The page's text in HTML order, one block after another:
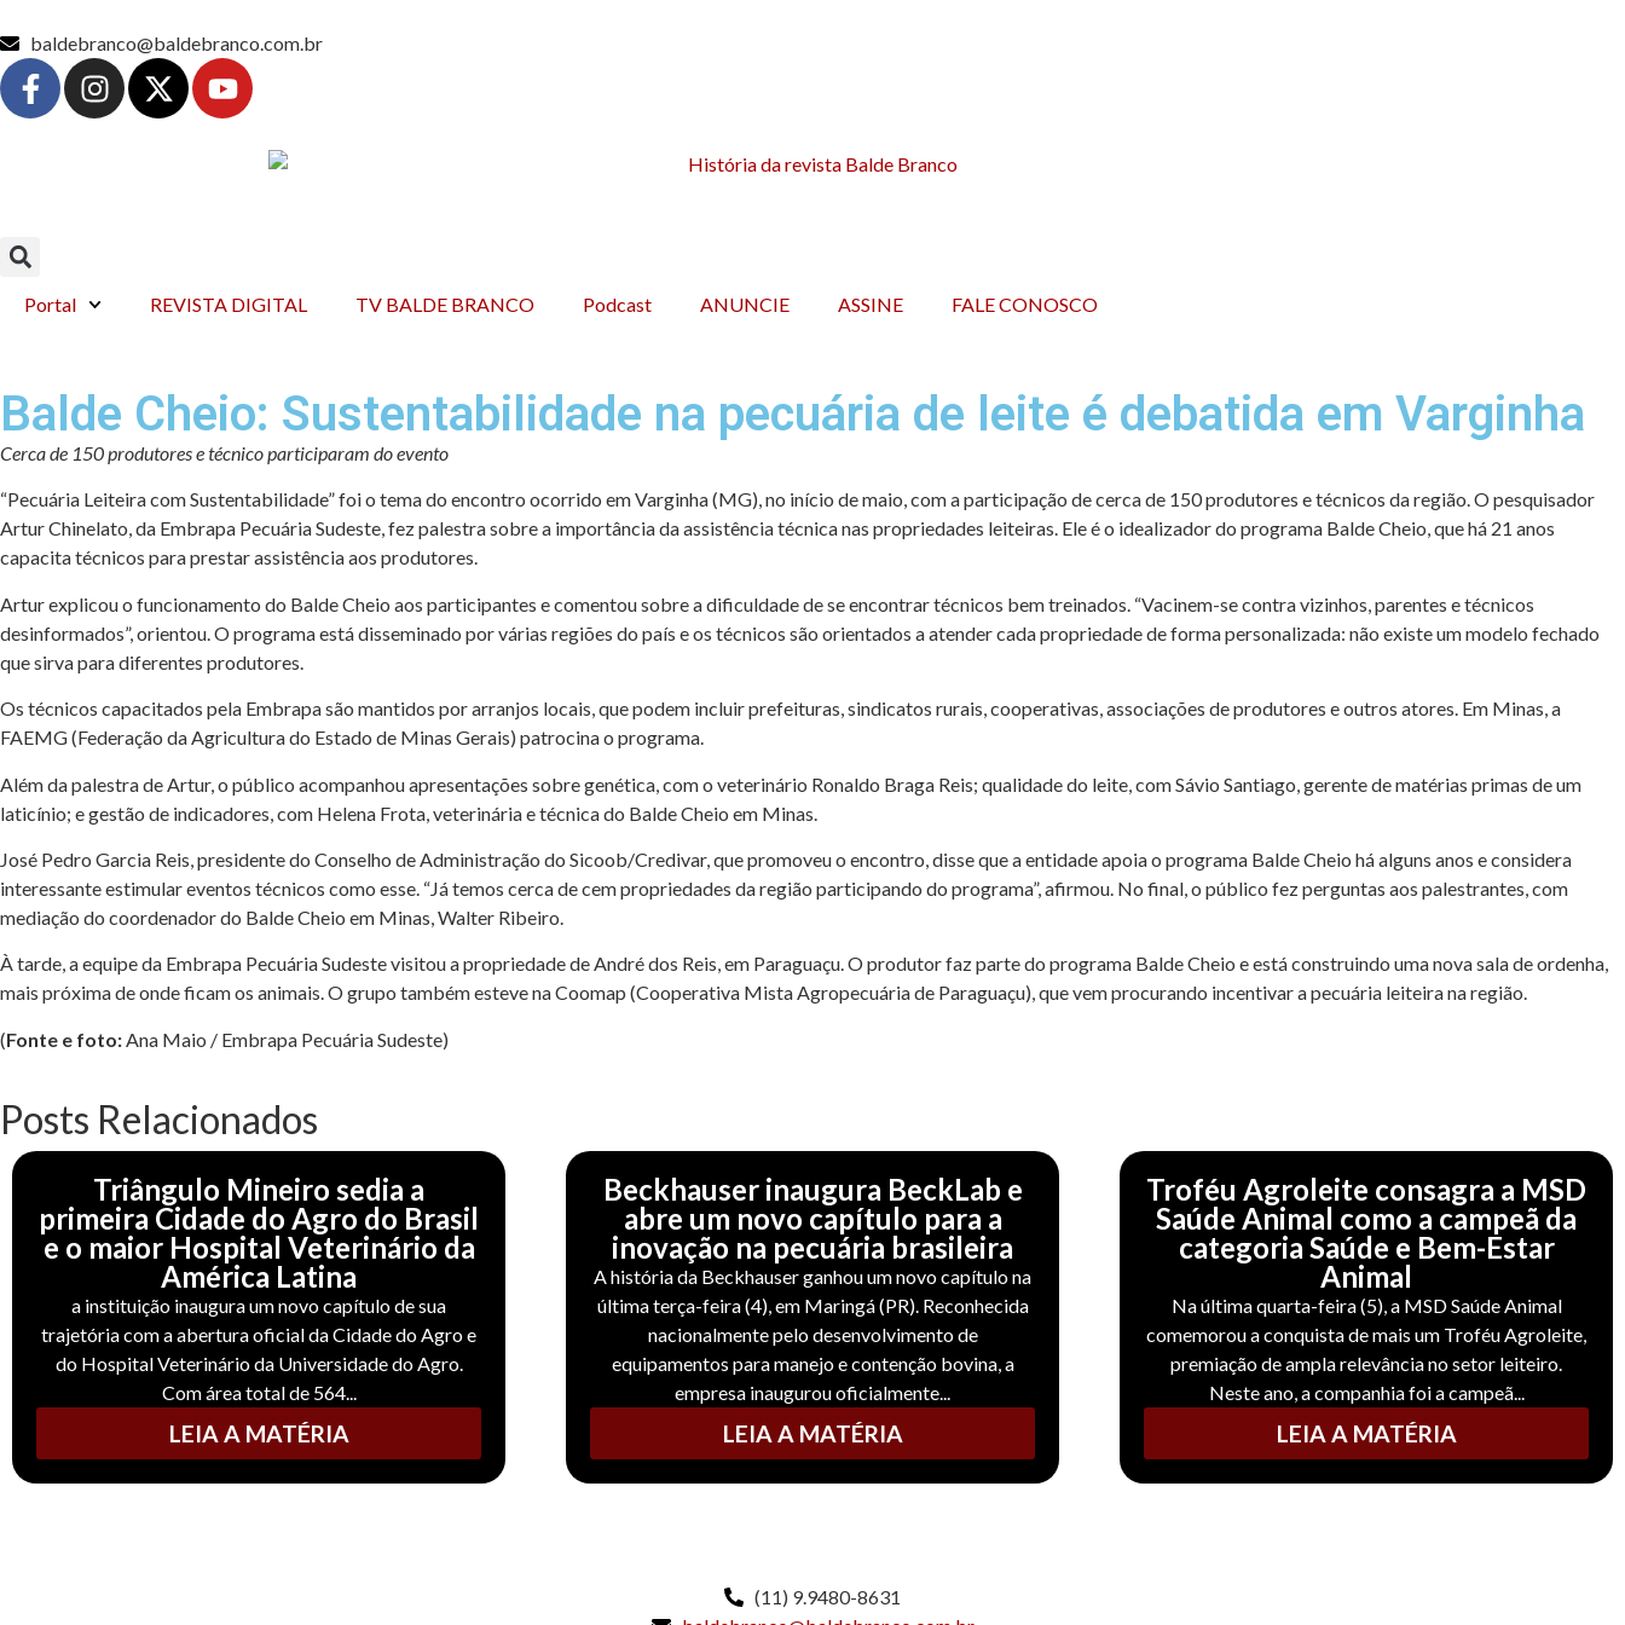
baldebranco@baldebranco.com.br
Portal REVISTA DIGITAL TV BALDE BRANCO Podcast ANUNCIE ASSINE FALE CONOSCO
Balde Cheio: Sustentabilidade na pecuária de leite é debatida em Varginha
Cerca de 150 produtores e técnico participaram do evento
“Pecuária Leiteira com Sustentabilidade” foi o tema do encontro ocorrido em Varginha (MG), no início de maio, com a participação de cerca de 150 produtores e técnicos da região. O pesquisador
Artur Chinelato, da Embrapa Pecuária Sudeste, fez palestra sobre a importância da assistência técnica nas propriedades leiteiras. Ele é o idealizador do programa Balde Cheio, que há 21 anos
capacita técnicos para prestar assistência aos produtores.
Artur explicou o funcionamento do Balde Cheio aos participantes e comentou sobre a dificuldade de se encontrar técnicos bem treinados. “Vacinem-se contra vizinhos, parentes e técnicos
desinformados”, orientou. O programa está disseminado por várias regiões do país e os técnicos são orientados a atender cada propriedade de forma personalizada: não existe um modelo fechado
que sirva para diferentes produtores.
Os técnicos capacitados pela Embrapa são mantidos por arranjos locais, que podem incluir prefeituras, sindicatos rurais, cooperativas, associações de produtores e outros atores. Em Minas, a
FAEMG (Federação da Agricultura do Estado de Minas Gerais) patrocina o programa.
Além da palestra de Artur, o público acompanhou apresentações sobre genética, com o veterinário Ronaldo Braga Reis; qualidade do leite, com Sávio Santiago, gerente de matérias primas de um
laticínio; e gestão de indicadores, com Helena Frota, veterinária e técnica do Balde Cheio em Minas.
José Pedro Garcia Reis, presidente do Conselho de Administração do Sicoob/Credivar, que promoveu o encontro, disse que a entidade apoia o programa Balde Cheio há alguns anos e considera
interessante estimular eventos técnicos como esse. “Já temos cerca de cem propriedades da região participando do programa”, afirmou. No final, o público fez perguntas aos palestrantes, com
mediação do coordenador do Balde Cheio em Minas, Walter Ribeiro.
À tarde, a equipe da Embrapa Pecuária Sudeste visitou a propriedade de André dos Reis, em Paraguaçu. O produtor faz parte do programa Balde Cheio e está construindo uma nova sala de ordenha,
mais próxima de onde ficam os animais. O grupo também esteve na Coomap (Cooperativa Mista Agropecuária de Paraguaçu), que vem procurando incentivar a pecuária leiteira na região.
(Fonte e foto: Ana Maio / Embrapa Pecuária Sudeste)
Posts Relacionados
Triângulo Mineiro sedia a
primeira Cidade do Agro do Brasil
e o maior Hospital Veterinário da
América Latina
a instituição inaugura um novo capítulo de sua
trajetória com a abertura oficial da Cidade do Agro e
do Hospital Veterinário da Universidade do Agro.
Com área total de 564...
LEIA A MATÉRIA
Beckhauser inaugura BeckLab e
abre um novo capítulo para a
inovação na pecuária brasileira
A história da Beckhauser ganhou um novo capítulo na
última terça-feira (4), em Maringá (PR). Reconhecida
nacionalmente pelo desenvolvimento de
equipamentos para manejo e contenção bovina, a
empresa inaugurou oficialmente...
LEIA A MATÉRIA
Troféu Agroleite consagra a MSD
Saúde Animal como a campeã da
categoria Saúde e Bem-Estar
Animal
Na última quarta-feira (5), a MSD Saúde Animal
comemorou a conquista de mais um Troféu Agroleite,
premiação de ampla relevância no setor leiteiro.
Neste ano, a companhia foi a campeã...
LEIA A MATÉRIA
(11) 9.9480-8631